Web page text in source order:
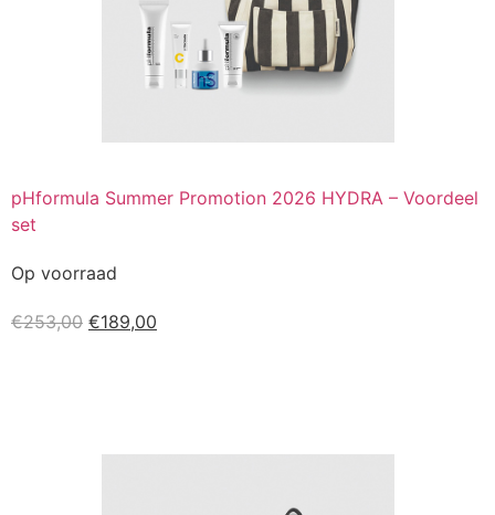
pHformula Summer Promotion 2026 HYDRA – Voordeel
set
Op voorraad
€253,00 €189,00